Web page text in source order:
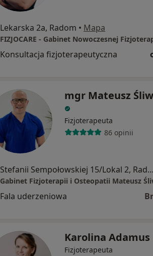
Lekarska 2a, Radom • Mapa
FIZJOCARE - Gabinet Nowoczesnej
Konsultacja fizjoterapeutyczna
mgr Mateusz
Fizjoterapeuta
86 opinii
Stefanii
Gabinet Fizjoterapii i Osteopatii Mateusz
Fala uderzeniowa
Karolina Adamus
Fizjoterapeuta